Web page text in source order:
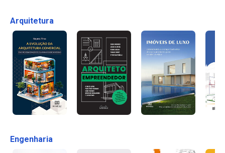
Arquitetura
Engenharia